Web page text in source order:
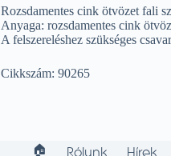
Rozsdamentes cink ötvözet fali
Anyaga: rozsdamentes cink
A felszereléshez szükséges
Cikkszám: 90265
🏠︎ Rólunk Hírek